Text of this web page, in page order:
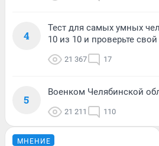
4
Тест для самых умных
10 из 10 и проверьте свой
21 367 17
5
Военком Челябинской
21 211 110
МНЕНИЕ